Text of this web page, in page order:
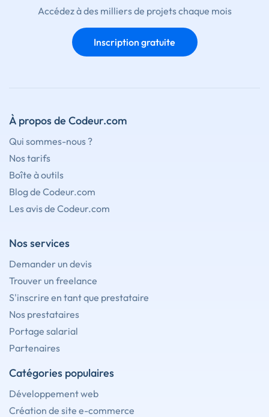
Accédez à des milliers de projets chaque mois
Inscription gratuite
À propos de Codeur.com
Qui sommes-nous ?
Nos tarifs
Boîte à outils
Blog de Codeur.com
Les avis de Codeur.com
Nos services
Demander un devis
Trouver un freelance
S'inscrire en tant que prestataire
Nos prestataires
Portage salarial
Partenaires
Catégories populaires
Développement web
Création de site e-commerce